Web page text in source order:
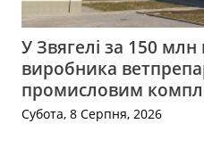
У Звягелі за 150
виробника
промисловим
Субота, 8 Серпня, 2026